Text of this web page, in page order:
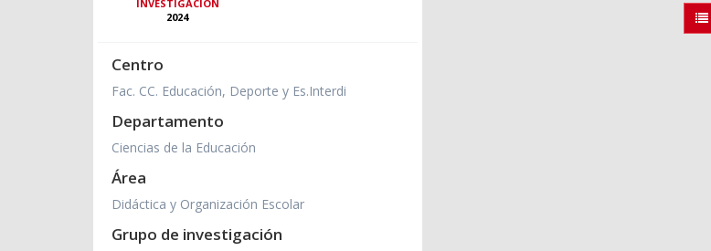
INVESTIGACIÓN
2024
Centro
Fac. CC. Educación, Deporte y Es.Interdi
Departamento
Ciencias de la Educación
Área
Didáctica y Organización Escolar
Grupo de investigación